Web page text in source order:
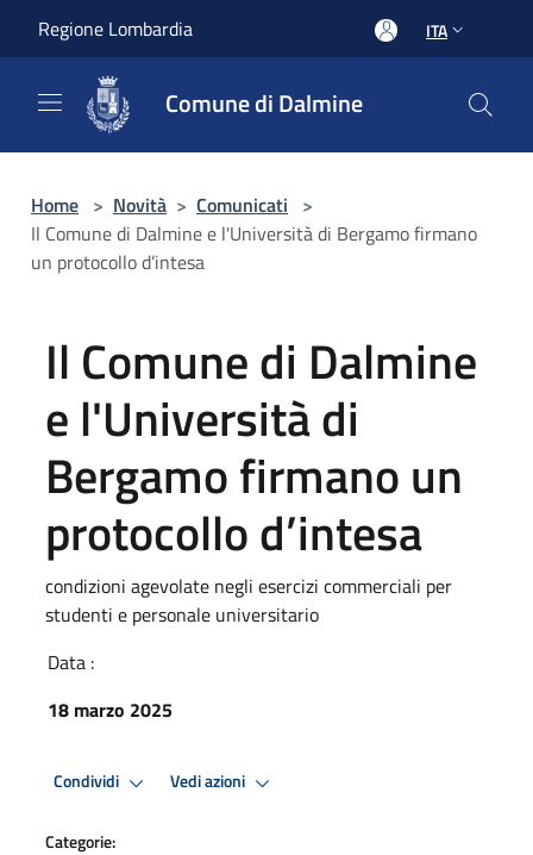
Regione Lombardia ITA
Comune di Dalmine
Home > Novità > Comunicati >
Il Comune di Dalmine e l'Università di Bergamo firmano
un protocollo d’intesa
Il Comune di Dalmine
e l'Università di
Bergamo firmano un
protocollo d’intesa
condizioni agevolate negli esercizi commerciali per
studenti e personale universitario
Data :
18 marzo 2025
Condividi Vedi azioni
Categorie: